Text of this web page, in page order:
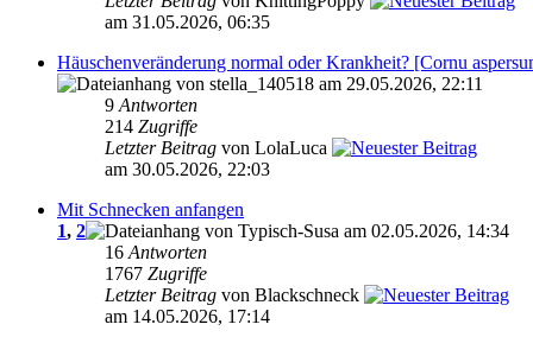
am 31.05.2026, 06:35
Häuschenveränderung normal oder Krankheit? [Cornu
von stella_140518 am 29.05.2026, 22:11
9 Antworten
214 Zugriffe
Letzter Beitrag von LolaLuca
am 30.05.2026, 22:03
Mit Schnecken anfangen
1, 2
von Typisch-Susa am 02.05.2026, 14:34
16 Antworten
1767 Zugriffe
Letzter Beitrag von Blackschneck
am 14.05.2026, 17:14